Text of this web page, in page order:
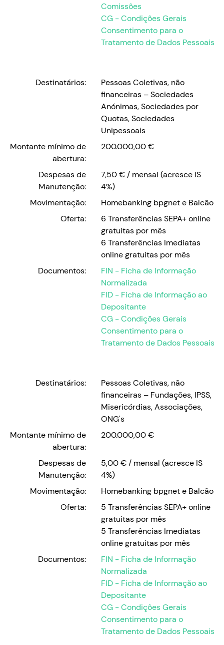
Comissões
CG - Condições Gerais
Consentimento para o
Tratamento de Dados Pessoais
Destinatários:
Pessoas Coletivas, não
financeiras – Sociedades
Anónimas, Sociedades por
Quotas, Sociedades
Unipessoais
Montante mínimo de
abertura:
200.000,00 €
Despesas de
Manutenção:
7,50 € / mensal (acresce IS
4%)
Movimentação:
Homebanking bpgnet e Balcão
Oferta:
6 Transferências SEPA+ online
gratuitas por mês
6 Transferências Imediatas
online gratuitas por mês
Documentos:
FIN - Ficha de Informação
Normalizada
FID - Ficha de Informação ao
Depositante
CG - Condições Gerais
Consentimento para o
Tratamento de Dados Pessoais
Destinatários:
Pessoas Coletivas, não
financeiras – Fundações, IPSS,
Misericórdias, Associações,
ONG's
Montante mínimo de
abertura:
200.000,00 €
Despesas de
Manutenção:
5,00 € / mensal (acresce IS
4%)
Movimentação:
Homebanking bpgnet e Balcão
Oferta:
5 Transferências SEPA+ online
gratuitas por mês
5 Transferências Imediatas
online gratuitas por mês
Documentos:
FIN - Ficha de Informação
Normalizada
FID - Ficha de Informação ao
Depositante
CG - Condições Gerais
Consentimento para o
Tratamento de Dados Pessoais